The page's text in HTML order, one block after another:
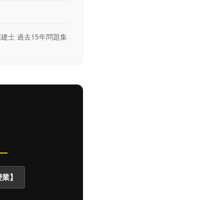
士 過去15年問題集
】